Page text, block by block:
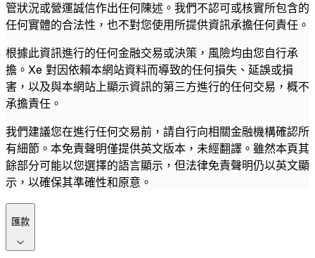
管狀況或營運誠信作出任何陳述。我們不認可或核實所包含的
任何實體的合法性，也不對您使用所提供資訊承擔任何責任。
根據此資訊進行的任何金融交易或決策，風險均由您自行承
擔。Xe 對因依賴本網站資料而導致的任何損失、延誤或損
害，以及與本網站上顯示資訊的第三方進行的任何交易，概不
承擔責任。
我們建議您在進行任何交易前，請自行向相關金融機構確認所
有細節。本免責聲明僅提供英文版本，未經翻譯。雖然本頁其
餘部分可能以您選擇的語言顯示，但法律免責聲明仍以英文顯
示，以確保其準確性和原意。
匯款